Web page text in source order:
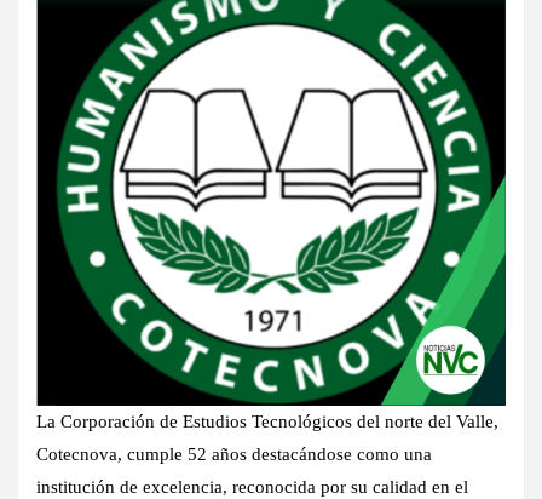
La Corporación de Estudios Tecnológicos del norte del Valle,
Cotecnova, cumple 52 años destacándose como una
institución de excelencia, reconocida por su calidad en el